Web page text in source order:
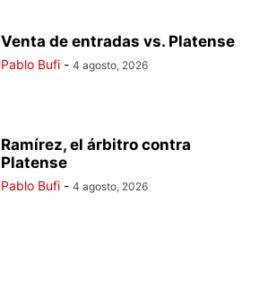
Venta de entradas vs. Platense
Pablo Bufi - 4 agosto, 2026
Ramírez, el árbitro contra
Platense
Pablo Bufi - 4 agosto, 2026